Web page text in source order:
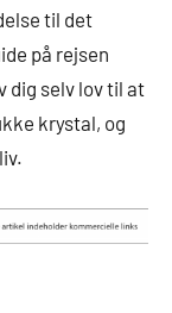
til det
på rejsen
dig selv lov til at
krystal, og